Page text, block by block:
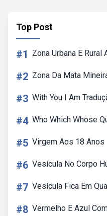
Top Post
#1 Zona Urbana E Rural
#2 Zona Da Mata
#3 With You I Am
#4 Who Which Whose
#5 Virgem Aos 18 Anos
#6 Vesícula No Corpo
#7 Vesícula Fica Em
#8 Vermelho E Azul